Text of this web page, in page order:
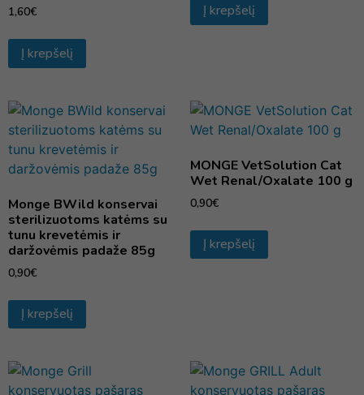
1,60€
Į krepšelį
Į krepšelį
Monge BWild konservai
sterilizuotoms katėms su
tunu krevetėmis ir
daržovėmis padaže 85g
0,90€
Į krepšelį
MONGE VetSolution Cat
Wet Renal/Oxalate 100 g
0,90€
Į krepšelį